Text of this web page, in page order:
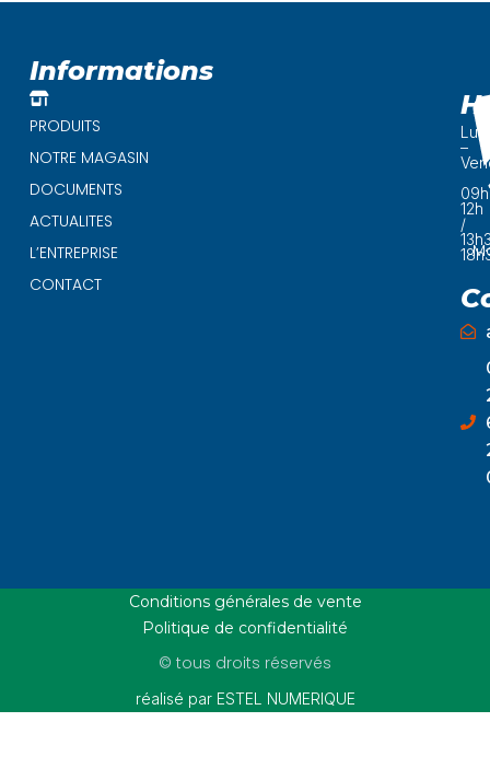
Informations
PRODUITS
NOTRE MAGASIN
DOCUMENTS
ACTUALITES
L’ENTREPRISE
CONTACT
–
12h
/
Conditions générales de vente
Politique de confidentialité
© tous droits réservés
réalisé par ESTEL NUMERIQUE